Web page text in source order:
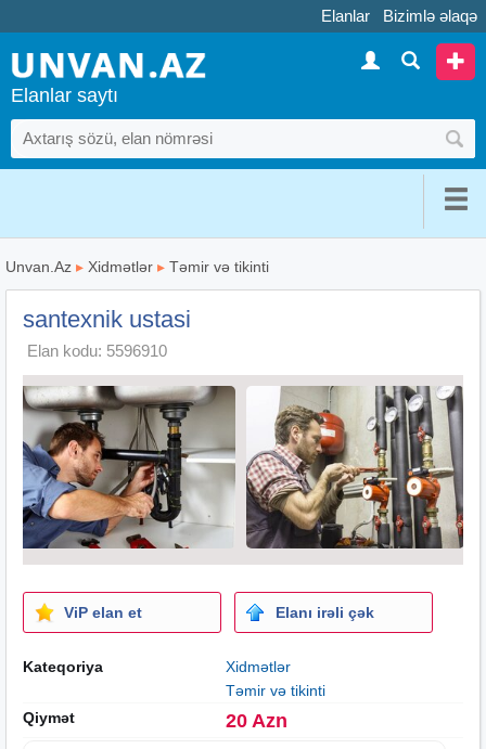
Elanlar Bizimlə əlaqə
Elanlar saytı
Unvan.Az ▸ Xidmətlər ▸ Təmir və tikinti
santexnik ustasi
Elan kodu: 5596910
ViP elan et Elanı irəli çək
Kateqoriya
Xidmətlər
Təmir və tikinti
Qiymət
20 Azn